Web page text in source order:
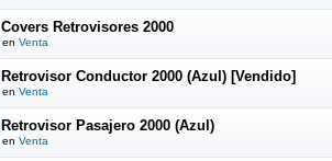
Covers Retrovisores 2000
en Venta
Retrovisor Conductor 2000 (Azul) [Vendido]
en Venta
Retrovisor Pasajero 2000 (Azul)
en Venta